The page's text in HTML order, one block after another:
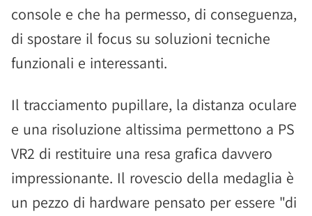
console e che ha permesso, di conseguenza,
di spostare il focus su soluzioni tecniche
funzionali e interessanti.
Il tracciamento pupillare, la distanza oculare
e una risoluzione altissima permettono a PS
VR2 di restituire una resa grafica davvero
impressionante. Il rovescio della medaglia è
un pezzo di hardware pensato per essere "di